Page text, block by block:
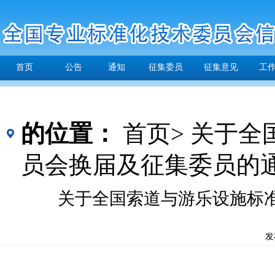
首页 公告 通知 征集委员 征集意见 工
的位置： 首页> 关于全
员会换届及征集委员的
关于全国索道与游乐设施标
发